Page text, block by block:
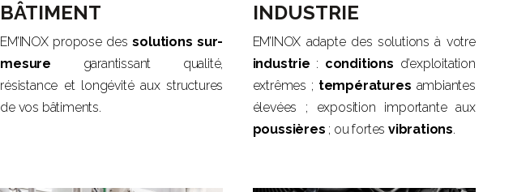
BÂTIMENT
EM’INOX propose dessolutions sur-
mesure garantissant qualité,
résistance et longévité aux structures
de vos bâtiments.
INDUSTRIE
EM’INOX adapte des solutions à votre
industrie : conditions d’exploitation
extrêmes ; températures ambiantes
élevées ; exposition importante aux
poussières ; ou fortes vibrations.